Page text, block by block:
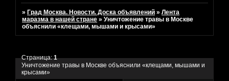
» Град Москва. Новости. Доска объявлений »Лента
маразма в нашей стране »Уничтожение травы в Москве
объяснили «клещами, мышами и крысами»
Уничтожение травы в Москве объяснили «клещами, мышами и
крысами»
Страница:1